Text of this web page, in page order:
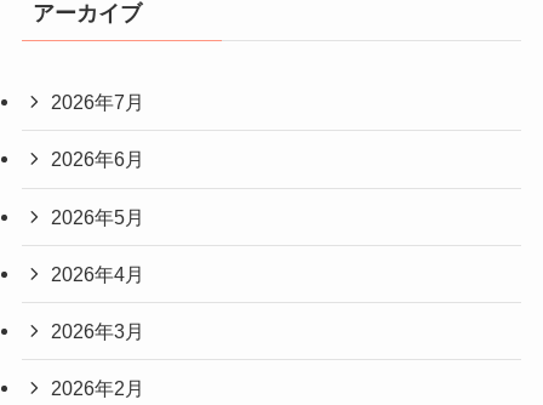
アーカイブ
2026年7月
2026年6月
2026年5月
2026年4月
2026年3月
2026年2月